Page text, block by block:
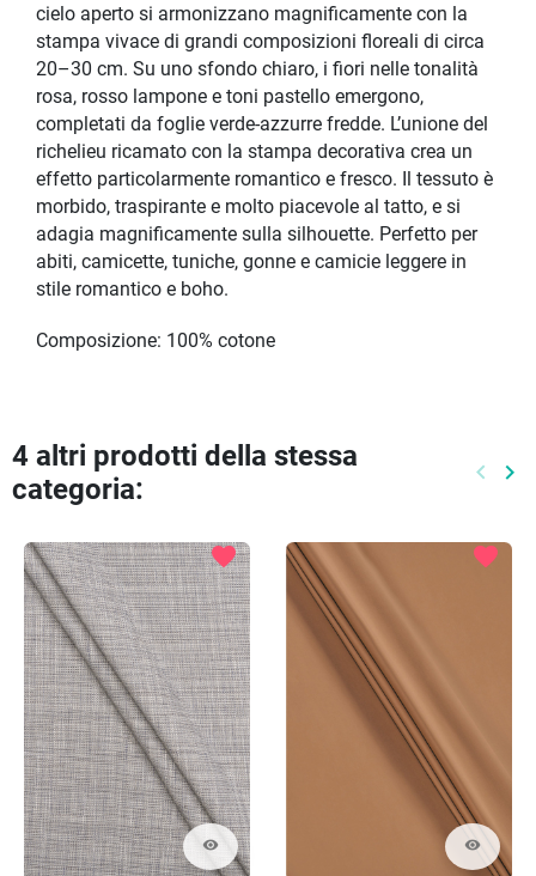
cielo aperto si armonizzano magnificamente con la
stampa vivace di grandi composizioni floreali di circa
20–30 cm. Su uno sfondo chiaro, i fiori nelle tonalità
rosa, rosso lampone e toni pastello emergono,
completati da foglie verde-azzurre fredde. L’unione del
richelieu ricamato con la stampa decorativa crea un
effetto particolarmente romantico e fresco. Il tessuto è
morbido, traspirante e molto piacevole al tatto, e si
adagia magnificamente sulla silhouette. Perfetto per
abiti, camicette, tuniche, gonne e camicie leggere in
stile romantico e boho.
Composizione: 100% cotone
4 altri prodotti della stessa
categoria:
keyboard_arrow_left keyboard_arrow_right
visibility
favorite
visibility
favorite